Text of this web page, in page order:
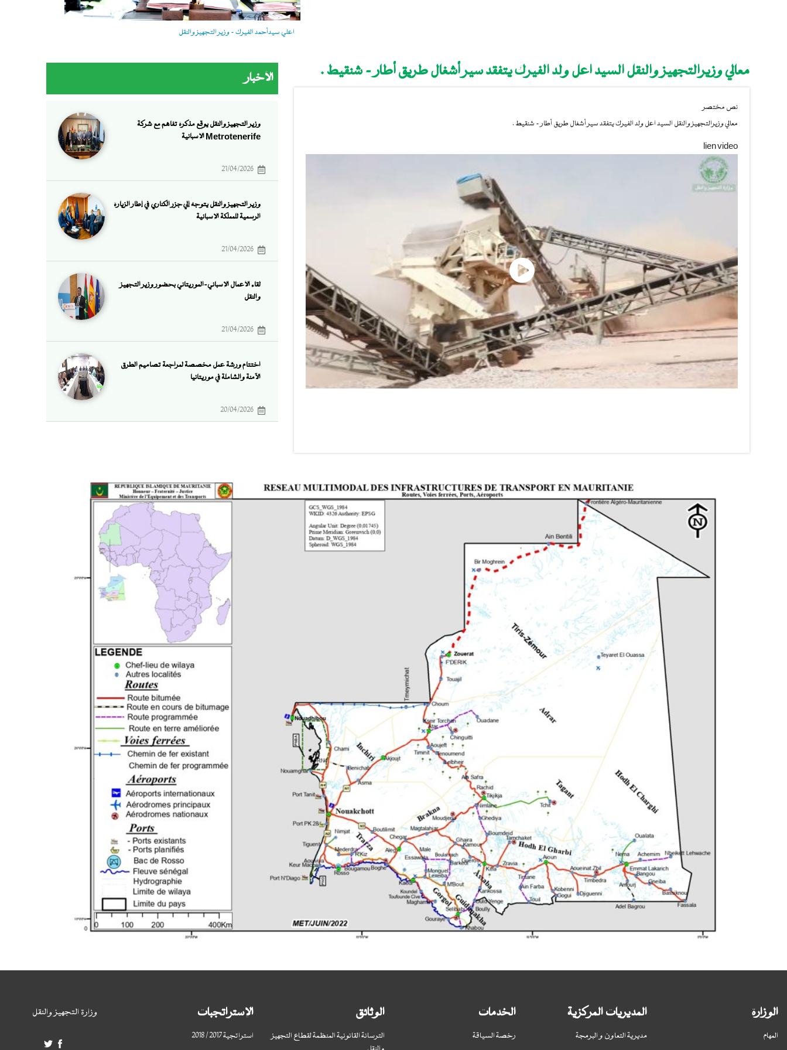
اعلي سيدأحمد الفيرك - وزير التجهيز والنقل
معالي وزيرالتجهيز والنقل السيد اعل ولد الفيرك يتفقد سير أشغال طريق أطار - شنقيط .
نص مختصر
معالي وزيرالتجهيز والنقل السيد اعل ولد الفيرك يتفقد سير أشغال طريق أطار - شنقيط .
lien video
الأخبار
وزير التجهيز والنقل يوقع مذكرة تفاهم مع شركة
Metrotenerife الإسبانية
21/04/2026
وزير التجهيز والنقل يتوجه إلي جزر الكناري في إطار الزيارة
الرسمية للمملكة الإسبانية
21/04/2026
لقاء الأعمال الإسباني-الموريتاني بحضور وزير التجهيز
والنقل
21/04/2026
اختتام ورشة عمل مخصصة لمراجعة تصاميم الطرق
الآمنة والشاملة في موريتانيا
20/04/2026
وزارة التجهيز والنقل الإستراتجبات
استراتجية 2017 / 2018
الوثائق
الترسانة القانونية المنظمة لقطاع التجهيز
الخدمات
رخصة السياقة
المديريات المركزية
مديرية التعاون و البرمجة
الوزارة
المهام